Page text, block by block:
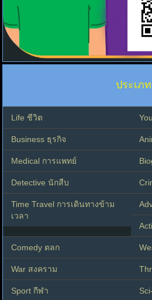
ประเภท
Life ชีวิต
Business ธุรกิจ
Medical การแพทย์
Detective นักสืบ
Time Travel การเดินทางข้าม
เวลา
Comedy ตลก
War สงคราม
Sport กีฬา